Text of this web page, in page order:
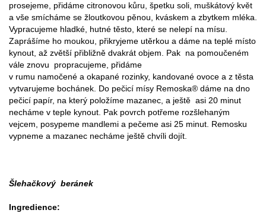
prosejeme, přidáme citronovou kůru, špetku soli, muškátový květ
a vše smícháme se žloutkovou pěnou, kváskem a zbytkem mléka.
Vypracujeme hladké, hutné těsto, které se nelepí na mísu.
Zaprášíme ho moukou, přikryjeme utěrkou a dáme na teplé místo
kynout, až zvětší přibližně dvakrát objem. Pak na pomoučeném
vále znovu propracujeme, přidáme
v rumu namočené a okapané rozinky, kandované ovoce a z těsta
vytvarujeme bochánek. Do pečicí mísy Remoska® dáme na dno
pečicí papír, na který položíme mazanec, a ještě asi 20 minut
necháme v teple kynout. Pak povrch potřeme rozšlehaným
vejcem, posypeme mandlemi a pečeme asi 25 minut. Remosku
vypneme a mazanec necháme ještě chvíli dojít.
Šlehačkový beránek
Ingredience: